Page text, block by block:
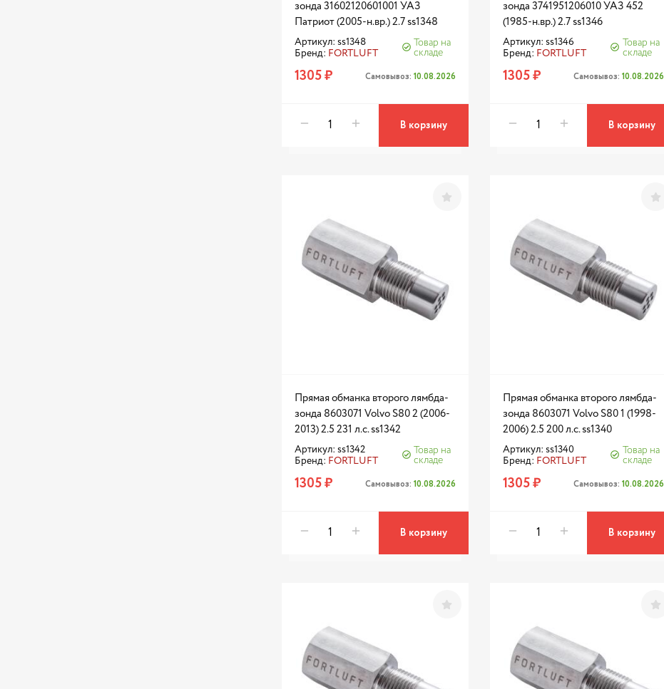
зонда 31602120601001 УАЗ
Патриот (2005-н.вр.) 2.7 ss1348
Артикул: ss1348
Бренд: FORTLUFT
Товар на
складе
1305 ₽ Самовывоз: 10.08.2026
В корзину
зонда 3741951206010 УАЗ 452
(1985-н.вр.) 2.7 ss1346
Артикул: ss1346
Бренд: FORTLUFT
Товар на
складе
1305 ₽ Самовывоз:10.08.2026
В корзину
Прямая обманка второго лямбда-
зонда 8603071 Volvo S80 2 (2006-
2013) 2.5 231 л.с. ss1342
Артикул: ss1342
Бренд: FORTLUFT
Товар на
складе
1305 ₽ Самовывоз: 10.08.2026
В корзину
Прямая обманка второго лямбда-
зонда 8603071 Volvo S80 1 (1998-
2006) 2.5 200 л.с. ss1340
Артикул: ss1340
Бренд: FORTLUFT
Товар на
складе
1305 ₽ Самовывоз:10.08.2026
В корзину